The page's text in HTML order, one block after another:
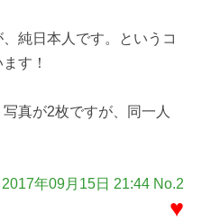
純日本人です。というコ
す！
真が2枚ですが、同一人
2017年09月15日 21:44 No.2
♥